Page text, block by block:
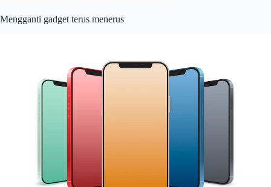
Mengganti gadget terus menerus